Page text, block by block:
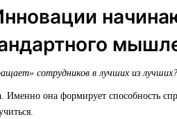
сотрудников в лучших из лучших?
Именно она формирует способность